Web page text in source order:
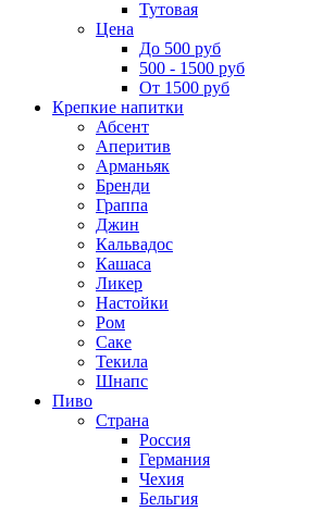
Тутовая
Цена
До 500 руб
500 - 1500 руб
От 1500 руб
Крепкие напитки
Абсент
Аперитив
Арманьяк
Бренди
Граппа
Джин
Кальвадос
Кашаса
Ликер
Настойки
Ром
Саке
Текила
Шнапс
Пиво
Страна
Россия
Германия
Чехия
Бельгия